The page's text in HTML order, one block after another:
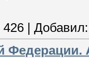
426 | Добавил: